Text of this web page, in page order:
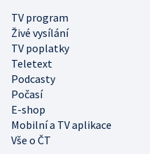
TV program
Živé vysílání
TV poplatky
Teletext
Podcasty
Počasí
E-shop
Mobilní a TV aplikace
Vše o ČT